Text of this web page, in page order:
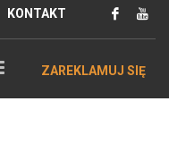
KONTAKT
ZAREKLAMUJ SIĘ